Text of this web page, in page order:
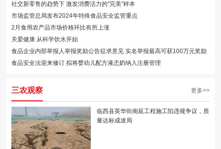
社交新零售的趋势下 激发消费活力的“完美”样本
市场监管总局发布2024年特殊食品安全监管重点
2月食用农产品市场价格环比有所上涨
关爱健康 从科学饮水开始
食品企业内部举报人举报奖励公告征求意见 实名举报最高可获100万元奖励
食品安全法迎来修订 拟将婴幼儿配方液态奶纳入注册管理
三农观察 更多>>
临西县英华街南延工程施工陷违规争议，质
量达标成迷局